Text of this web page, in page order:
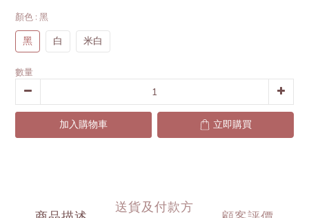
顏色 : 黑
黑 白 米白
數量
加入購物車 立即購買
送貨及付款方